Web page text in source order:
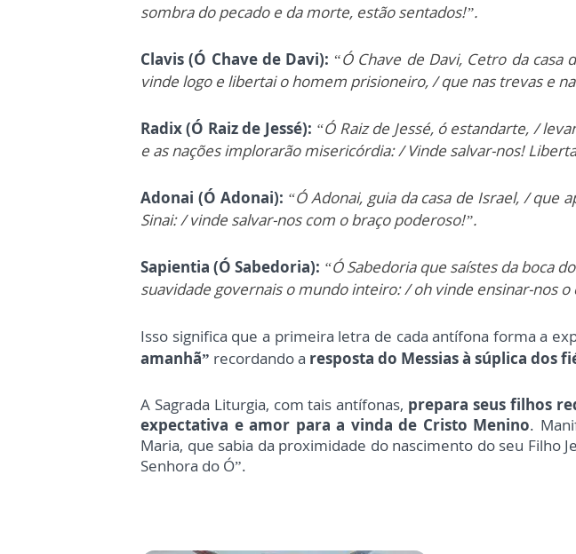
sombra do pecado e da morte, estão sentados!”.
Clavis (Ó Chave de Davi): “Ó Chave de Davi, Cetro da
vinde logo e libertai o homem prisioneiro, / que nas trevas e
Radix (Ó Raiz de Jessé): “Ó Raiz de Jessé, ó estandarte, /
e as nações implorarão misericórdia: / Vinde salvar-nos!
Adonai (Ó Adonai): “Ó Adonai, guia da casa de Israel, / que
Sinai: / vinde salvar-nos com o braço poderoso!”.
Sapientia (Ó Sabedoria): “Ó Sabedoria que saístes da boca
suavidade governais o mundo inteiro: / oh vinde ensinar-nos
Isso significa que a primeira letra de cada antífona forma a
amanhã” recordando a resposta do Messias à súplica dos
A Sagrada Liturgia, com tais antífonas, prepara seus filhos
expectativa e amor para a vinda de Cristo Menino.
Maria, que sabia da proximidade do nascimento do seu Filho
Senhora do Ó”.